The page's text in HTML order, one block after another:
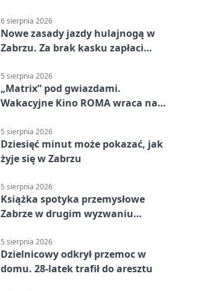
6 sierpnia 2026
Nowe zasady jazdy hulajnogą w
Zabrzu. Za brak kasku zapłaci
5 sierpnia 2026
„Matrix” pod gwiazdami.
Wakacyjne Kino ROMA wraca na
5 sierpnia 2026
Dziesięć minut może pokazać, jak
żyje się w Zabrzu
5 sierpnia 2026
Książka spotyka przemysłowe
Zabrze w drugim wyzwaniu
5 sierpnia 2026
Dzielnicowy odkrył przemoc w
domu. 28-latek trafił do aresztu